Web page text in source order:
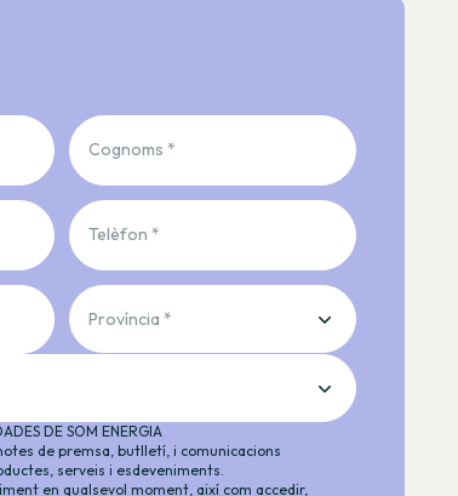
Cognoms *
Telèfon *
Província *
DE SOM ENERGIA
de premsa, butlletí, i comunicacions
serveis i esdeveniments.
en qualsevol moment, així com accedir,